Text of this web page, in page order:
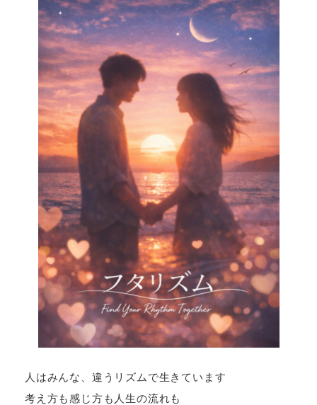
人はみんな、違うリズムで生きています
考え方も感じ方も人生の流れも